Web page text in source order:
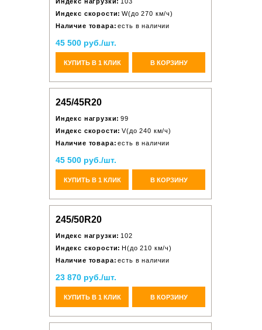
Индекс скорости: W(до 270 км/ч)
Наличие товара: есть в наличии
45 500 руб./шт.
КУПИТЬ В 1 КЛИК В КОРЗИНУ
245/45R20
Индекс нагрузки: 99
Индекс скорости: V(до 240 км/ч)
Наличие товара: есть в наличии
45 500 руб./шт.
КУПИТЬ В 1 КЛИК В КОРЗИНУ
245/50R20
Индекс нагрузки: 102
Индекс скорости: H(до 210 км/ч)
Наличие товара: есть в наличии
23 870 руб./шт.
КУПИТЬ В 1 КЛИК В КОРЗИНУ